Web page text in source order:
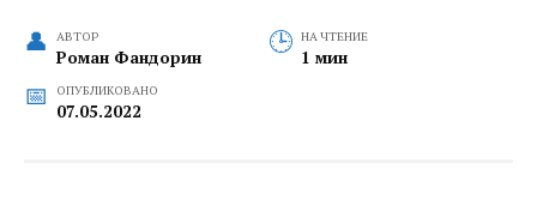
АВТОР
Роман Фандорин
НА ЧТЕНИЕ
1 мин
ОПУБЛИКОВАНО
07.05.2022